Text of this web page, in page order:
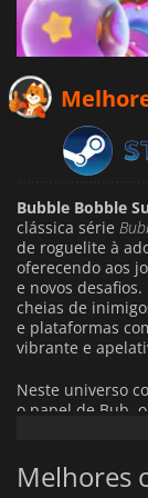
Bubble Bobble
clássica série
de roguelite à
oferecendo aos
e novos
cheias de
e plataformas
vibrante e
Neste universo
o papel de Bub,
encontra num
masmorra é
haja duas
Melhores